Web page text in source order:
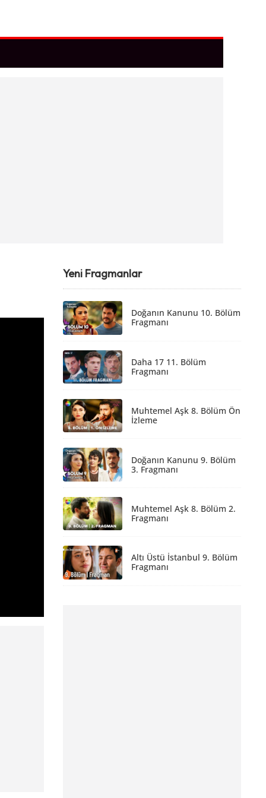
Yeni Fragmanlar
Doğanın Kanunu 10. Bölüm
Fragmanı
Daha 17 11. Bölüm
Fragmanı
Muhtemel Aşk 8. Bölüm Ön
İzleme
Doğanın Kanunu 9. Bölüm
3. Fragmanı
Muhtemel Aşk 8. Bölüm 2.
Fragmanı
Altı Üstü İstanbul 9. Bölüm
Fragmanı